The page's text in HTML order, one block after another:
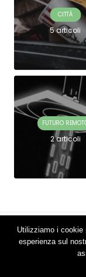
CITTÀ
5 articoli
FUTURO
2 articoli
2018 © Connettere
Utilizziamo i cookie
esperienza sul